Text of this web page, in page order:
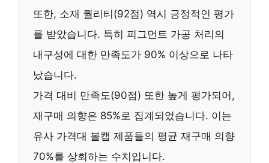
또한, 소재 퀄리티(92점) 역시 긍정적인 평가
를 받았습니다. 특히 피그먼트 가공 처리의
내구성에 대한 만족도가 90% 이상으로 나타
났습니다.
가격 대비 만족도(90점) 또한 높게 평가되어,
재구매 의향은 85% 로 집계되었습니다. 이는
유사 가격대 볼캡 제품들의 평균 재구매 의향
70%를 상회하는 수치입니다.